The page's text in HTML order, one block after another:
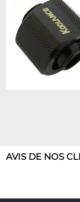
AVIS DE NOS